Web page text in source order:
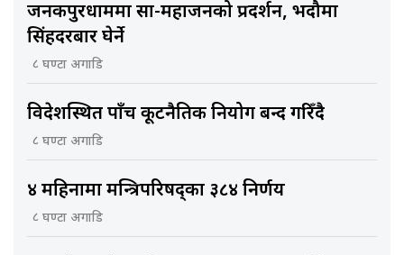
जनकपुरधाममा साहु-महाजनको प्रदर्शन, भदौमा
सिंहदरबार घेर्ने
८ घण्टा अगाडि
विदेशस्थित पाँच कूटनैतिक नियोग बन्द गरिँदै
८ घण्टा अगाडि
४ महिनामा मन्त्रिपरिषद्का ३८४ निर्णय
८ घण्टा अगाडि